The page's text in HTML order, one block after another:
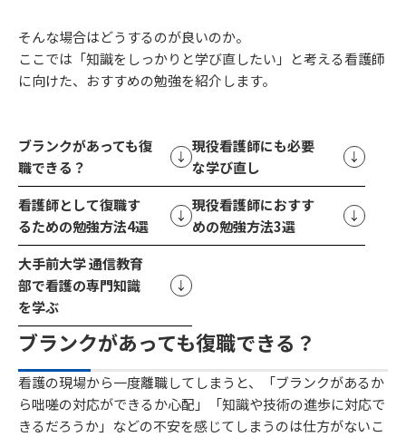
そんな場合はどうするのが良いのか。
ここでは「知識をしっかりと学び直したい」と考える看護師
に向けた、おすすめの勉強を紹介します。
ブランクがあっても復
職できる？
現役看護師にも必要
な学び直し
看護師として復職す
るための勉強方法4選
現役看護師におすす
めの勉強方法3選
大手前大学 通信教育
部で看護の専門知識
を学ぶ
ブランクがあっても復職できる？
看護の現場から一度離職してしまうと、「ブランクがあるか
ら咄嗟の対応ができるか心配」「知識や技術の進歩に対応で
きるだろうか」などの不安を感じてしまうのは仕方がないこ